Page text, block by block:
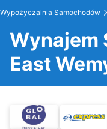
Wypożyczalnia Samochodów
Wynajem
East